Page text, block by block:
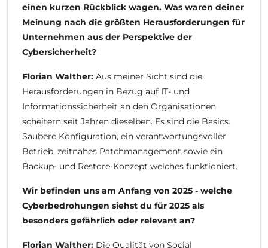
einen kurzen Rückblick wagen. Was waren deiner
Meinung nach die größten Herausforderungen für
Unternehmen aus der Perspektive der
Cybersicherheit?
Florian Walther: Aus meiner Sicht sind die
Herausforderungen in Bezug auf IT- und
Informationssicherheit an den Organisationen
scheitern seit Jahren dieselben. Es sind die Basics.
Saubere Konfiguration, ein verantwortungsvoller
Betrieb, zeitnahes Patchmanagement sowie ein
Backup- und Restore-Konzept welches funktioniert.
Wir befinden uns am Anfang von 2025 - welche
Cyberbedrohungen siehst du für 2025 als
besonders gefährlich oder relevant an?
Florian Walther: Die Qualität von Social